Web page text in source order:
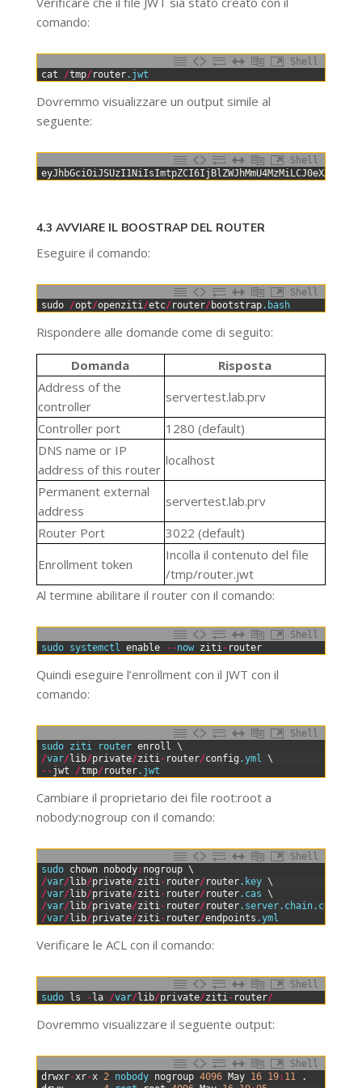
comando:
Shell
cat /tmp/ router.jwt
Dovremmo visualizzare un output simile al
seguente:
Shell
4.3 AVVIARE IL BOOSTRAP DEL ROUTER
Eseguire il comando:
Shell
sudo /opt/openziti /etc/ router/ bootstrap.bash
Rispondere alle domande come di seguito:
Domanda
Risposta
Address of the
controller
servertest.lab.prv
Controller port
1280 (default)
DNS name or IP
address of this router
localhost
Permanent external
address
servertest.lab.prv
Router Port
3022 (default)
Enrollment token
Incolla il contenuto del file
/tmp/router.jwt
Al termine abilitare il router con il comando:
Shell
sudo systemctl enable --now ziti - router
Quindi eseguire l’enrollment con il JWT con il
comando:
Shell
sudo ziti router enroll
\
/var/lib/private/ziti - router/config .yml
\
--jwt /tmp/ router.jwt
Cambiare il proprietario dei file root:root a
nobody:nogroup con il comando:
Shell
sudo chown nobody: nogroup \
/var/lib/private/ziti - router/ router.key \
/var/lib/private/ziti - router/ router.cas \
/var/lib/private/ziti - router/ router.server.chain.cert
/var/lib/private/ziti - router/endpoints .yml
Verificare le ACL con il comando:
Shell
sudo ls -la /var/lib/private/ziti - router/
Dovremmo visualizzare il seguente output:
Shell
drwxr-xr-x 2 nobody nogroup 4096 May 16 19: 11
.